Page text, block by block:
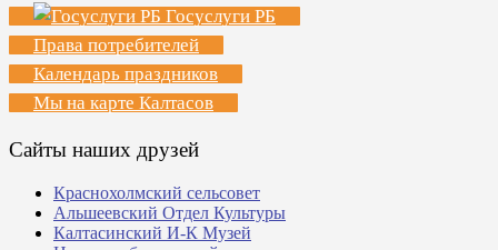
Госуслуги РБ
Права потребителей
Календарь праздников
Мы на карте Калтасов
Сайты наших друзей
Краснохолмский сельсовет
Альшеевский Отдел Культуры
Калтасинский И-К Музей